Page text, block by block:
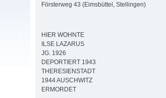
Försterweg 43 (Eimsbüttel, Stellingen)
HIER WOHNTE
ILSE LAZARUS
JG. 1926
DEPORTIERT 1943
THERESIENSTADT
1944 AUSCHWITZ
ERMORDET